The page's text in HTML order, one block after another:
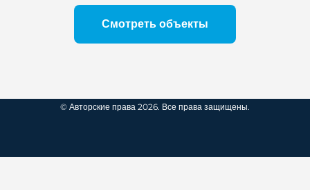
Смотреть объекты
© Авторские права 2026. Все права защищены.